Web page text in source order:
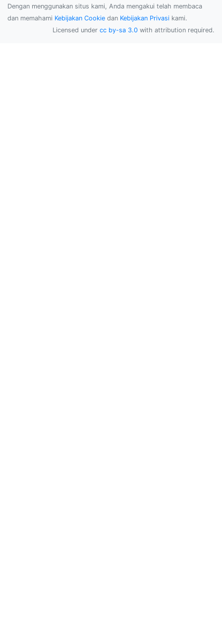
Dengan menggunakan situs kami, Anda mengakui telah membaca
dan memahami Kebijakan Cookie dan Kebijakan Privasi kami.
Licensed under cc by-sa 3.0 with attribution required.